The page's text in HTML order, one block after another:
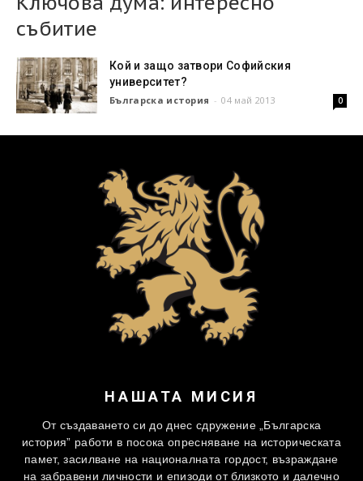
събитие
Кой и защо затвори Софийския
университет?
Българска история - 04 май 2013 0
НАШАТА МИСИЯ
От създаването си до днес сдружение „Българска
история” работи в посока опресняване на историческата
памет, засилване на националната гордост, възраждане
на забравени личности и епизоди от близкото и далечно